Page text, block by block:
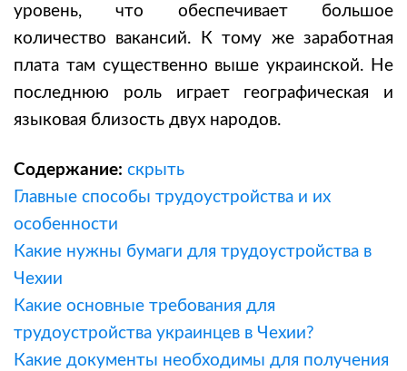
уровень, что обеспечивает большое
количество вакансий. К тому же заработная
плата там существенно выше украинской. Не
последнюю роль играет географическая и
языковая близость двух народов.
Содержание: скрыть
Главные способы трудоустройства и их
особенности
Какие нужны бумаги для трудоустройства в
Чехии
Какие основные требования для
трудоустройства украинцев в Чехии?
Какие документы необходимы для получения